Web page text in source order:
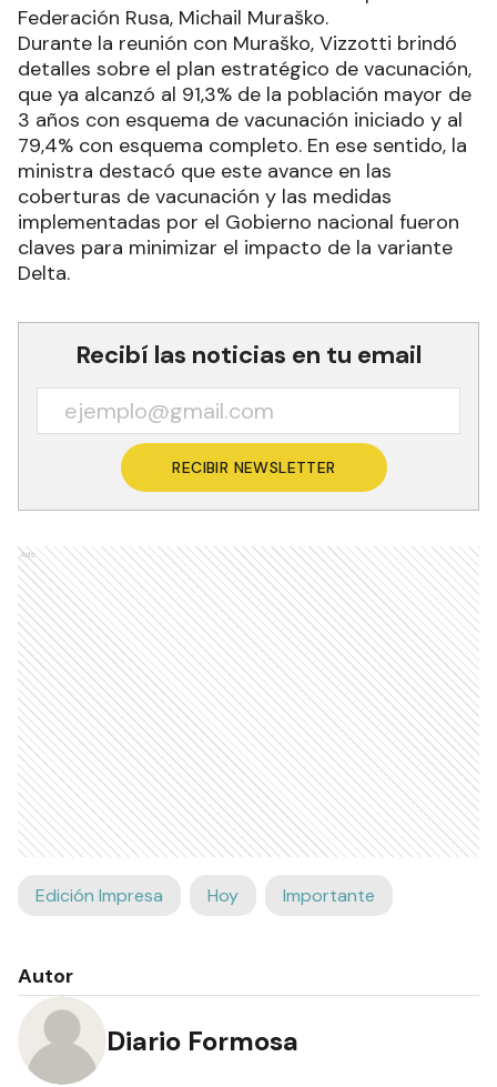
Federación Rusa, Michail Muraško.
Durante la reunión con Muraško, Vizzotti brindó
detalles sobre el plan estratégico de vacunación,
que ya alcanzó al 91,3% de la población mayor de
3 años con esquema de vacunación iniciado y al
79,4% con esquema completo. En ese sentido, la
ministra destacó que este avance en las
coberturas de vacunación y las medidas
implementadas por el Gobierno nacional fueron
claves para minimizar el impacto de la variante
Delta.
Recibí las noticias en tu email
RECIBIR NEWSLETTER
Ads
Edición Impresa Hoy Importante
Autor
Diario Formosa